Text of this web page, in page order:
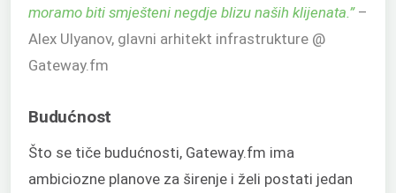
moramo biti smješteni negdje blizu naših klijenata.” –
Alex Ulyanov, glavni arhitekt infrastrukture @
Gateway.fm
Budućnost
Što se tiče budućnosti, Gateway.fm ima
ambiciozne planove za širenje i želi postati jedan